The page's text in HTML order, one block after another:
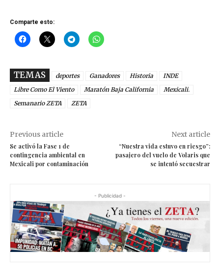
Comparte esto:
TEMAS deportes Ganadores Historia
INDE
Libre Como El Viento
Maratón Baja California
Mexicali.
Semanario ZETA
ZETA
Previous article
Se activó la Fase 1 de
contingencia ambiental en
Mexicali por contaminación
Next article
“Nuestra vida estuvo en riesgo”:
pasajero del vuelo de Volaris que
se intentó secuestrar
- Publicidad -